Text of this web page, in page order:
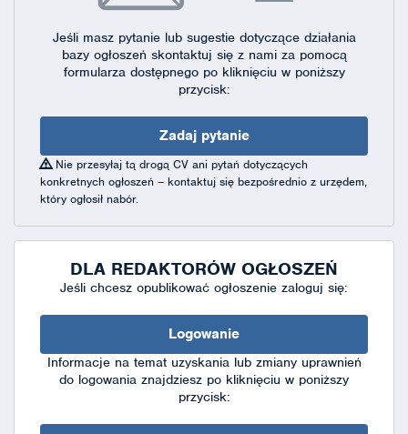
Jeśli masz pytanie lub sugestie dotyczące działania
bazy ogłoszeń skontaktuj się z nami za pomocą
formularza dostępnegopo kliknięciu w poniższy
przycisk:
Zadaj pytanie
Nie przesyłaj tą drogą CV ani pytań dotyczących
konkretnych ogłoszeń – kontaktuj się bezpośrednio z urzędem,
który ogłosił nabór.
DLA REDAKTORÓW OGŁOSZEŃ
Jeśli chcesz opublikować ogłoszenie zaloguj się:
Logowanie
Informacje na temat uzyskania lub zmiany uprawnień
do logowania znajdziesz po kliknięciu w poniższy
przycisk: